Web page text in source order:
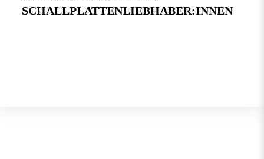
SCHALLPLATTENLIEBHABER:INNEN